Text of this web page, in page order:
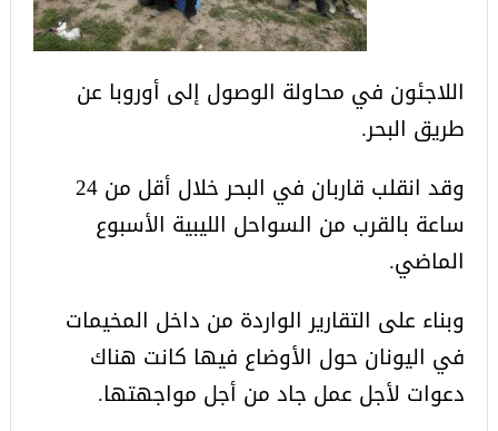
اللاجئون في محاولة الوصول إلى أوروبا عن
طريق البحر.
وقد انقلب قاربان في البحر خلال أقل من 24
ساعة بالقرب من السواحل الليبية الأسبوع
الماضي.
وبناء على التقارير الواردة من داخل المخيمات
في اليونان حول الأوضاع فيها كانت هناك
دعوات لأجل عمل جاد من أجل مواجهتها.